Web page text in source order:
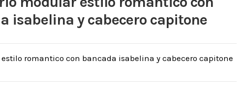
isabelina y cabecero capitone
romantico con bancada isabelina y cabecero capitone